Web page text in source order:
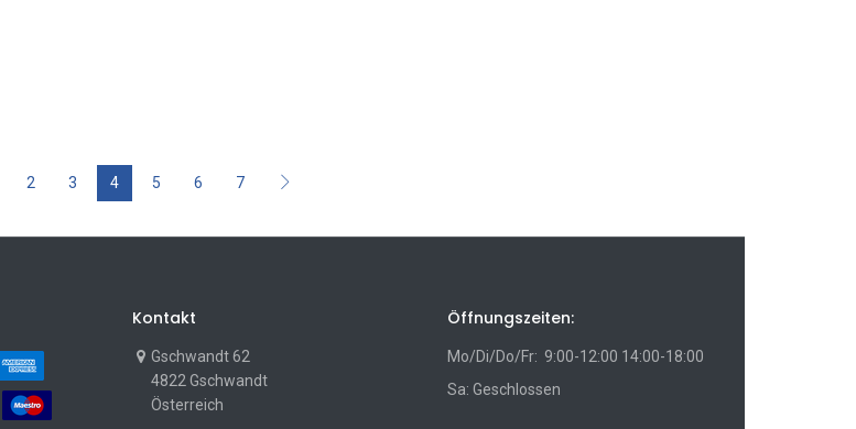
2 3 4 5 6 7
Kontakt
Gschwandt 62
4822 Gschwandt
Österreich
Öffnungszeiten:
Mo/Di/Do/Fr: 9:00-12:00 14:00-18:00
Sa: Geschlossen